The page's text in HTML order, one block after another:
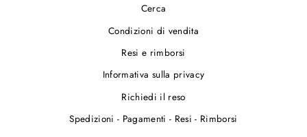
Cerca
Condizioni di vendita
Resi e rimborsi
Informativa sulla privacy
Richiedi il reso
Spedizioni - Pagamenti - Resi - Rimborsi